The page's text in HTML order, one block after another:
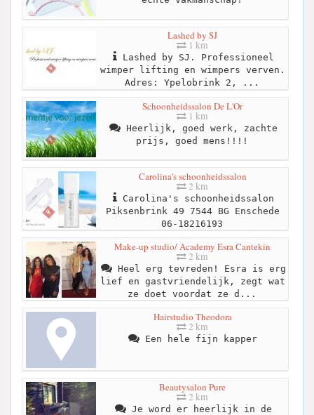
Lashed by SJ
1 km
Lashed by SJ. Professioneel
wimper lifting en wimpers verven.
Adres: Ypelobrink 2, ...
Schoonheidssalon De L'Or
1 km
Heerlijk, goed werk, zachte
prijs, goed mens!!!!
Carolina's schoonheidssalon
2 km
Carolina's schoonheidssalon
Piksenbrink 49 7544 BG Enschede
06-18216193
Make-up studio/ Academy Esra Cantekin
2 km
Heel erg tevreden! Esra is erg
lief en gastvriendelijk, zegt wat
ze doet voordat ze d...
Hairstudio Theodora
2 km
Een hele fijn kapper
Beautysalon Pure
2 km
Je word er heerlijk in de